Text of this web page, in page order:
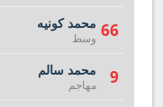
66 محمد كونيه
وسط
9 محمد سالم
مهاجم